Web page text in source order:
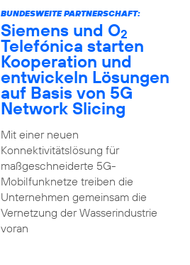
BUNDESWEITE PARTNERSCHAFT:
Siemens und O2
Telefónica starten
Kooperation und
entwickeln Lösungen
auf Basis von 5G
Network Slicing
Mit einer neuen
Konnektivitätslösung für
maßgeschneiderte 5G-
Mobilfunknetze treiben die
Unternehmen gemeinsam die
Vernetzung der Wasserindustrie
voran